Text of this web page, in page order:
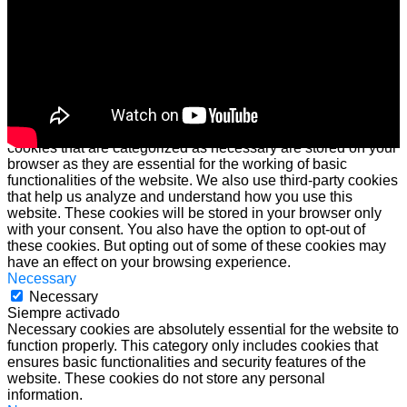
This website uses cookies to improve your experience while
you navigate through the website. Out of these cookies, the
cookies that are categorized as necessary are stored on your
browser as they are essential for the working of basic
functionalities of the website. We also use third-party cookies
that help us analyze and understand how you use this
website. These cookies will be stored in your browser only
with your consent. You also have the option to opt-out of
these cookies. But opting out of some of these cookies may
have an effect on your browsing experience.
Necessary
Necessary
Siempre activado
Necessary cookies are absolutely essential for the website to
function properly. This category only includes cookies that
ensures basic functionalities and security features of the
website. These cookies do not store any personal
information.